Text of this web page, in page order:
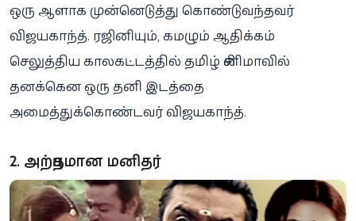
ஒரு ஆளாக முன்னெடுத்து கொண்டுவந்தவர்
விஜயகாந்த். ரஜினியும், கமழும் ஆதிக்கம்
செலுத்திய காலகட்டத்தில் தமிழ் சினிமாவில்
தனக்கென ஒரு தனி இடத்தை
அமைத்துக்கொண்டவர் விஜயகாந்த்.
2. அற்புதமான மனிதர்